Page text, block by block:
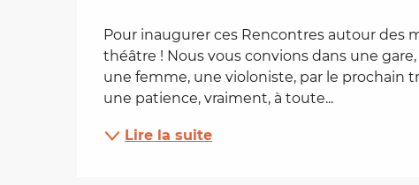
Description
Pour inaugurer ces Rencontres autour des
théâtre ! Nous vous convions dans une
une femme, une violoniste, par le prochain
une patience, vraiment, à toute...
Lire la suite